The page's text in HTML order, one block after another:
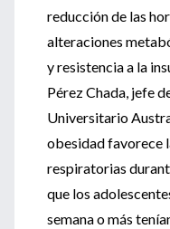
reducción de las
alteraciones
y resistencia a la
Pérez Chada, jefe
Universitario
obesidad favorece
respiratorias
que los
semana o más